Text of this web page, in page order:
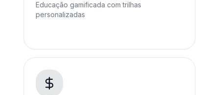
Educação gamificada com trilhas
personalizadas